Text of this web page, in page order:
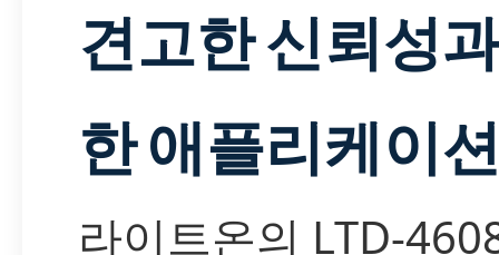
견고한 신뢰성
한 애플리케이
라이트온의 LTD-